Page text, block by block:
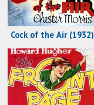
Cock of the Air (1932)